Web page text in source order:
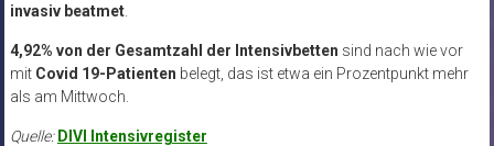
invasiv beatmet.
4,92% von der Gesamtzahl der Intensivbetten sind nach wie vor
mitCovid 19-Patienten belegt, das ist etwa ein Prozentpunkt mehr
als am Mittwoch.
Quelle: DIVI Intensivregister